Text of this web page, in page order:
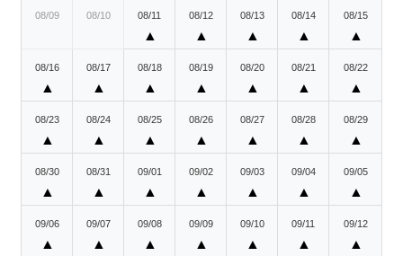
08/09 08/10 08/11
▲
08/12
▲
08/13
▲
08/14
▲
08/15
▲
08/16
▲
08/17
▲
08/18
▲
08/19
▲
08/20
▲
08/21
▲
08/22
▲
08/23
▲
08/24
▲
08/25
▲
08/26
▲
08/27
▲
08/28
▲
08/29
▲
08/30
▲
08/31
▲
09/01
▲
09/02
▲
09/03
▲
09/04
▲
09/05
▲
09/06
▲
09/07
▲
09/08
▲
09/09
▲
09/10
▲
09/11
▲
09/12
▲